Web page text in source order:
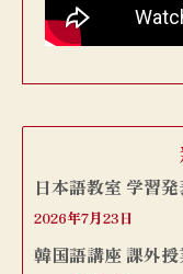
日本語教室 学習
2026年7月23日
韓国語講座 課外